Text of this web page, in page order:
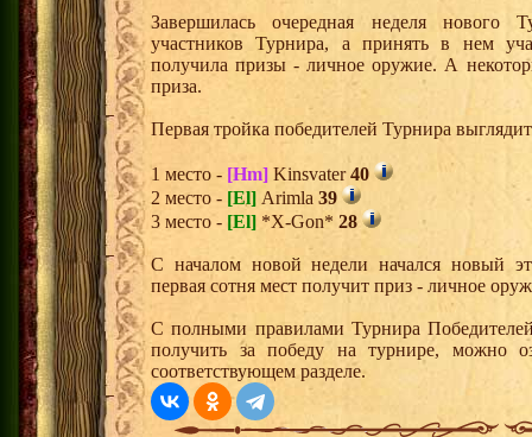
Завершилась очередная неделя нового
участников Турнира, а принять в нем
получила призы - личное оружие. А
приза.
Первая тройка победителей Турнира
1 место - [Hm] Kinsvater40
2 место - [El] Arimla 39
3 место - [El] *X-Gon* 28
С началом новой недели начался новый
первая сотня мест получит приз - личное
С полными правилами Турнира
получить за победу на турнире, можно
соответствующем разделе.